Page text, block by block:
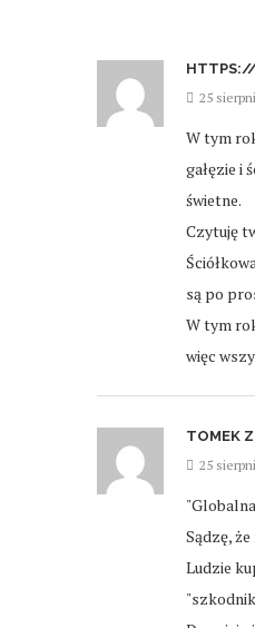
HTTPS://
25
W tym
gałęzie i
świetne.
Czytuję
są po
W tym
więc
TOMEK Z
25
Sądzę,
Ludzie